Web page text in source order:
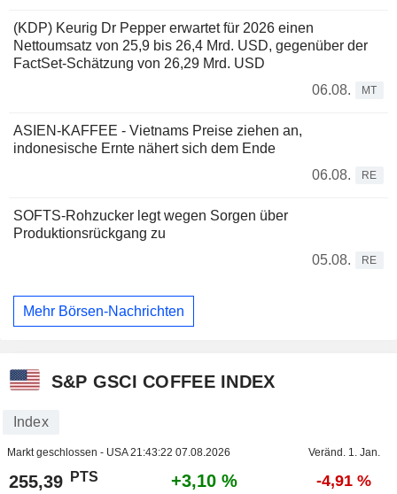
(KDP) Keurig Dr Pepper erwartet für 2026 einen
Nettoumsatz von 25,9 bis 26,4 Mrd. USD, gegenüber der
FactSet-Schätzung von 26,29 Mrd. USD
06.08.
MT
ASIEN-KAFFEE - Vietnams Preise ziehen an,
indonesische Ernte nähert sich dem Ende
06.08.
RE
SOFTS-Rohzucker legt wegen Sorgen über
Produktionsrückgang zu
05.08.
RE
Mehr Börsen-Nachrichten
S&P GSCI COFFEE INDEX
Index
Markt geschlossen - USA21:43:22 07.08.2026 Veränd. 1. Jan.
255,39 PTS +3,10 % -4,91 %